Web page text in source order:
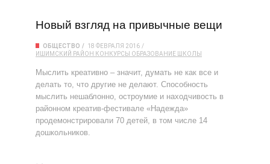
Новый взгляд на привычные вещи
ОБЩЕСТВО
18 ФЕВРАЛЯ 2016
ИШИМСКИЙ РАЙОН КОНКУРСЫ ОБРАЗОВАНИЕ ШКОЛЫ
Мыслить креативно – значит, думать не как все и
делать то, что другие не делают. Способность
мыслить нешаблонно, остроумие и находчивость в
районном креатив-фестивале «Надежда»
продемонстрировали 70 детей, в том числе 14
дошкольников.